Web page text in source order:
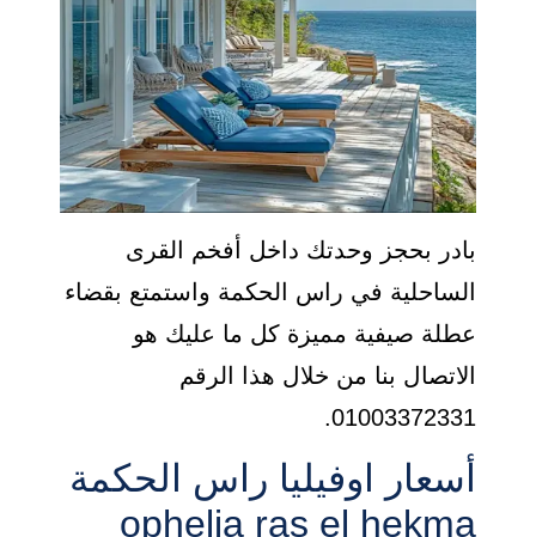
بادر بحجز وحدتك داخل أفخم القرى
الساحلية في راس الحكمة واستمتع بقضاء
عطلة صيفية مميزة كل ما عليك هو
الاتصال بنا من خلال هذا الرقم
01003372331.
أسعار اوفيليا راس الحكمة
ophelia ras el hekma